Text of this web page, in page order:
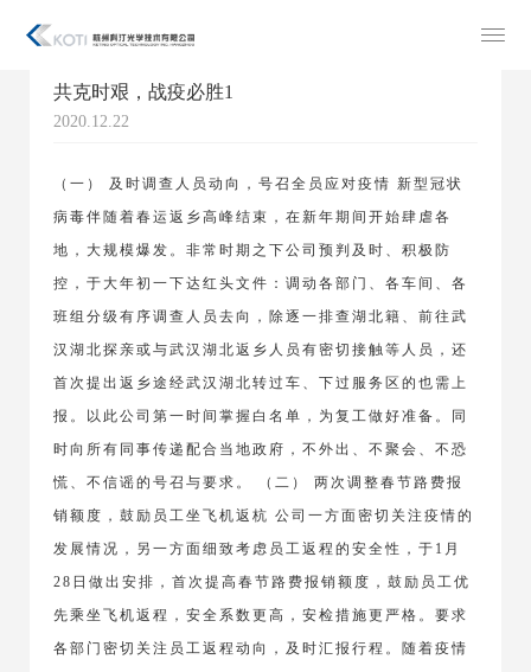
共克时艰，战疫必胜1
2020.12.22
（一） 及时调查人员动向，号召全员应对疫情 新型冠状
病毒伴随着春运返乡高峰结束，在新年期间开始肆虐各
地，大规模爆发。非常时期之下公司预判及时、积极防
控，于大年初一下达红头文件：调动各部门、各车间、各
班组分级有序调查人员去向，除逐一排查湖北籍、前往武
汉湖北探亲或与武汉湖北返乡人员有密切接触等人员，还
首次提出返乡途经武汉湖北转过车、下过服务区的也需上
报。以此公司第一时间掌握白名单，为复工做好准备。同
时向所有同事传递配合当地政府，不外出、不聚会、不恐
慌、不信谣的号召与要求。 （二） 两次调整春节路费报
销额度，鼓励员工坐飞机返杭 公司一方面密切关注疫情的
发展情况，另一方面细致考虑员工返程的安全性，于1月
28日做出安排，首次提高春节路费报销额度，鼓励员工优
先乘坐飞机返程，安全系数更高，安检措施更严格。要求
各部门密切关注员工返程动向，及时汇报行程。随着疫情